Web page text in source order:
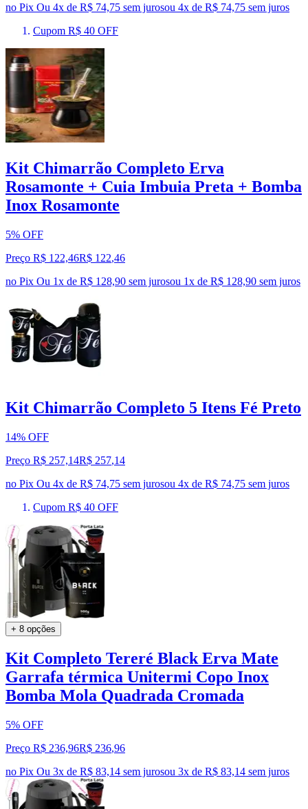
no Pix Ou 4x de R$ 74,75 sem jurosou 4x de R$ 74,75 sem juros
Cupom R$ 40 OFF
Kit Chimarrão Completo Erva
Rosamonte + Cuia Imbuia Preta + Bomba
Inox Rosamonte
5% OFF
Preço R$ 122,46R$ 122,46
no Pix Ou 1x de R$ 128,90 sem jurosou 1x de R$ 128,90 sem juros
Kit Chimarrão Completo 5 Itens Fé Preto
14% OFF
Preço R$ 257,14R$ 257,14
no Pix Ou 4x de R$ 74,75 sem jurosou 4x de R$ 74,75 sem juros
Cupom R$ 40 OFF
+ 8 opções
Kit Completo Tereré Black Erva Mate
Garrafa térmica Unitermi Copo Inox
Bomba Mola Quadrada Cromada
5% OFF
Preço R$ 236,96R$ 236,96
no Pix Ou 3x de R$ 83,14 sem jurosou 3x de R$ 83,14 sem juros